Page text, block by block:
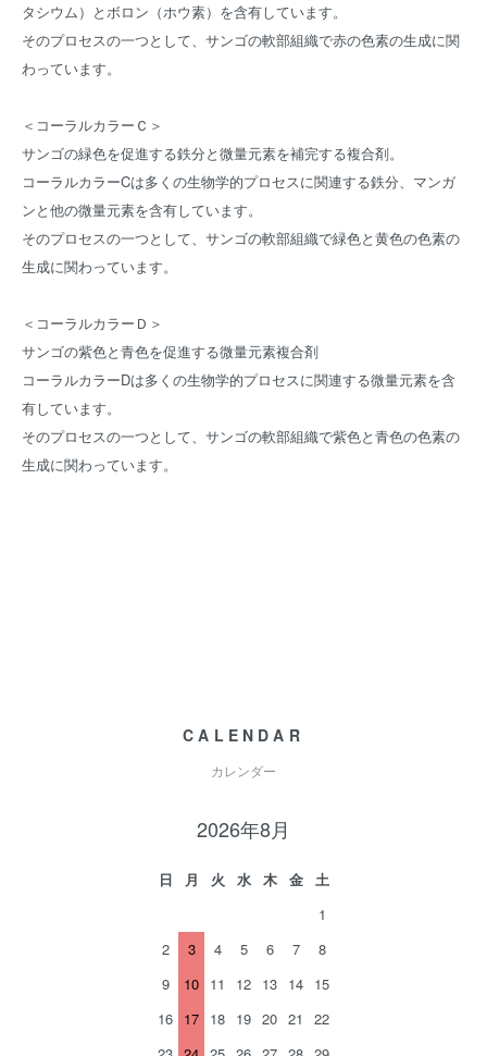
タシウム）とボロン（ホウ素）を含有しています。
そのプロセスの一つとして、サンゴの軟部組織で赤の色素の生成に関
わっています。
＜コーラルカラーＣ＞
サンゴの緑色を促進する鉄分と微量元素を補完する複合剤。
コーラルカラーCは多くの生物学的プロセスに関連する鉄分、マンガ
ンと他の微量元素を含有しています。
そのプロセスの一つとして、サンゴの軟部組織で緑色と黄色の色素の
生成に関わっています。
＜コーラルカラーＤ＞
サンゴの紫色と青色を促進する微量元素複合剤
コーラルカラーDは多くの生物学的プロセスに関連する微量元素を含
有しています。
そのプロセスの一つとして、サンゴの軟部組織で紫色と青色の色素の
生成に関わっています。
CALENDAR
カレンダー
2026年8月
日 月 火 水 木 金
土
1
2
3 4 5 6 7
8
9
10 11 12 13 14 15
16 17 18 19 20 21
22